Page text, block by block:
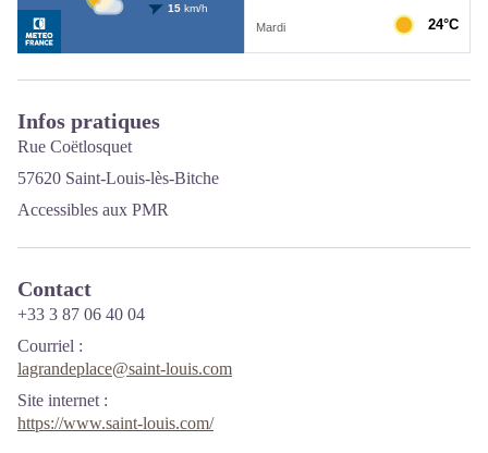
Infos pratiques
Rue Coëtlosquet
57620 Saint-Louis-lès-Bitche
Accessibles aux PMR
Contact
+33 3 87 06 40 04
Courriel :
lagrandeplace@saint-louis.com
Site internet :
https://www.saint-louis.com/